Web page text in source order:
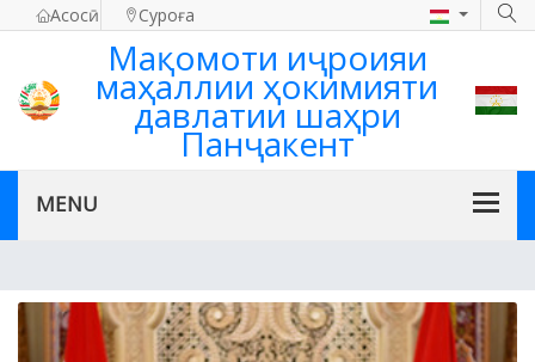
Асосӣ Суроға
Мақомоти иҷроияи
маҳаллии ҳокимияти
давлатии шаҳри
Панҷакент